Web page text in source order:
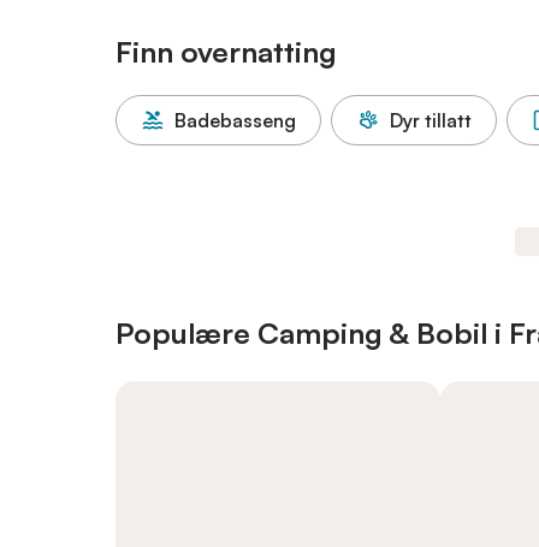
Finn overnatting
Badebasseng Dyr tillatt
Populære Camping & Bobil i